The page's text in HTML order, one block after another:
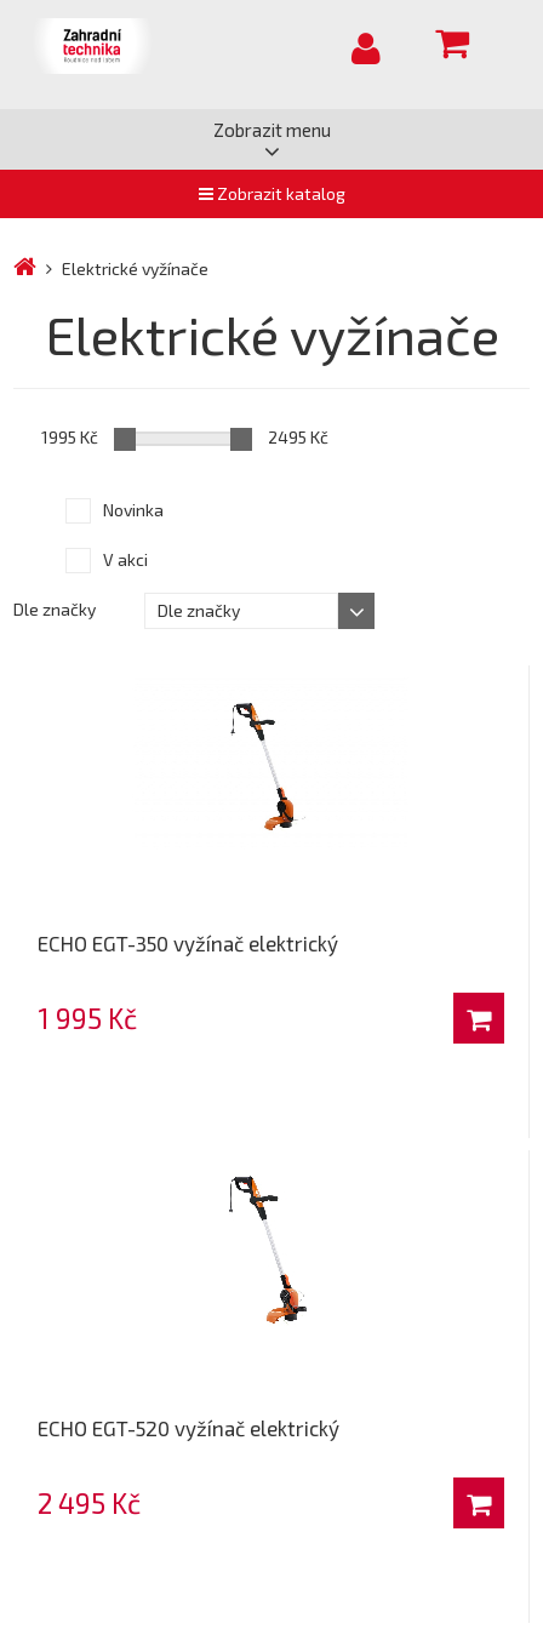
Zobrazit menu
Zobrazit katalog
Elektrické vyžínače
Elektrické vyžínače
1995 Kč 2495 Kč
Novinka
V akci
Dle značky Dle značky
ECHO EGT-350 vyžínač elektrický
1 995 Kč
ECHO EGT-520 vyžínač elektrický
2 495 Kč